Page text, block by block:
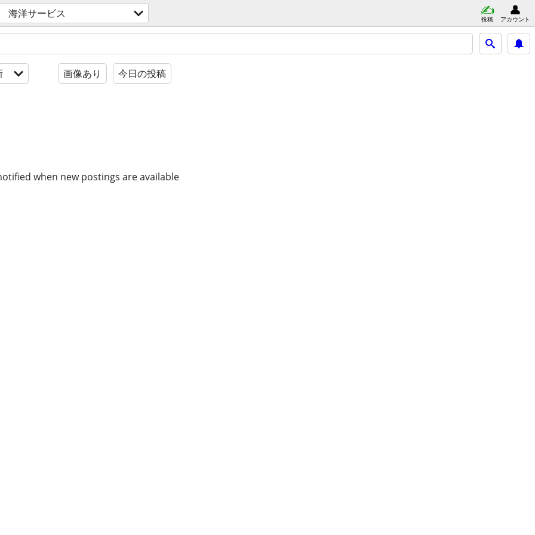
海洋サービス 投稿 アカウント
画像あり 今日の投稿
when new postings are available